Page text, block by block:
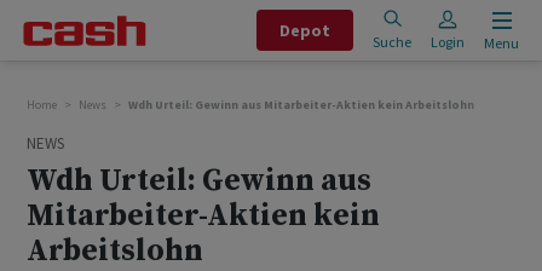
Depot
Suche Login Menu
Home News Wdh Urteil: Gewinn aus Mitarbeiter-Aktien kein Arbeitslohn
NEWS
Wdh Urteil: Gewinn aus
Mitarbeiter-Aktien kein
Arbeitslohn